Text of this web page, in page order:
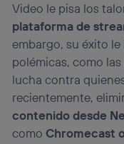
Video le pisa los
plataforma de
embargo, su éxito
polémicas, como
lucha contra
recientemente,
contenido desde
como Chromecast